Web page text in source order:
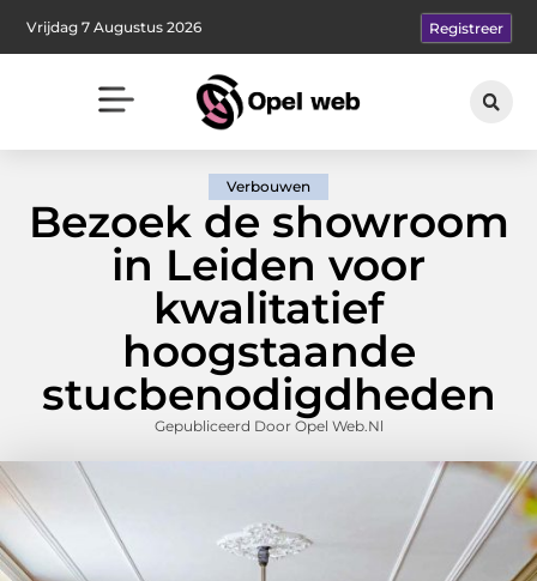
Vrijdag 7 Augustus 2026 Registreer
Verbouwen
Bezoek de showroom
in Leiden voor
kwalitatief
hoogstaande
stucbenodigdheden
Gepubliceerd Door Opel Web.nl